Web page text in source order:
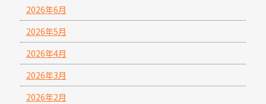
2026年6月
2026年5月
2026年4月
2026年3月
2026年2月